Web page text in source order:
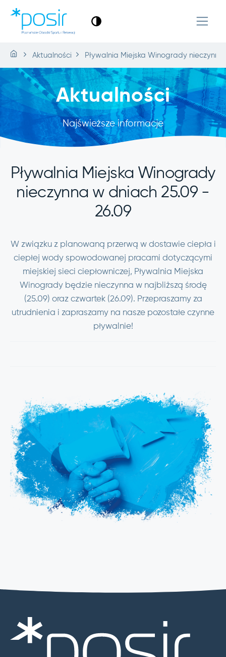
Aktualności Pływalnia Miejska Winogrady
Aktualności
Najświeższe informacje
Pływalnia Miejska Winogrady
nieczynna w dniach 25.09 -
26.09
W związku z planowaną przerwą w dostawie ciepła i
ciepłej wody spowodowanej pracami dotyczącymi
miejskiej sieci ciepłowniczej, Pływalnia Miejska
Winogrady będzie nieczynna w najbliższą środę
(25.09) oraz czwartek (26.09). Przepraszamy za
utrudnienia i zapraszamy na nasze pozostałe czynne
pływalnie!